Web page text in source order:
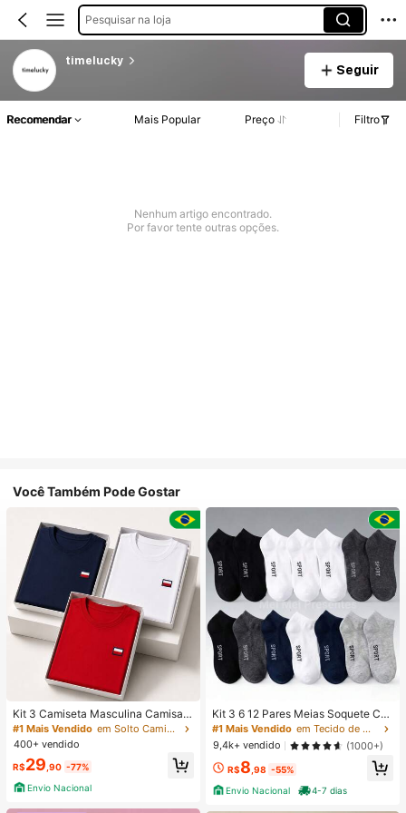
Pesquisar na loja
timelucky
Seguir
Recomendar Mais Popular Preço Filtro
Nenhum artigo encontrado.
Por favor tente outras opções.
Você Também Pode Gostar
Kit 3 Camiseta Masculina Camisa
Malha Premium 100% Algodão Fio
30.1 Básica Modelo Tommi Confort
ável Varias Cores
#1 Mais Vendido
em Solto Camisetas masculinas
400+ vendido
R$29 ,90 -77%
Envio Nacional
Kit 3 6 12 Pares Meias Soquete Ca
no Curto Unissex Multicolorido 40-
46
#1 Mais Vendido
em Tecido de malha Meias masculinas até o tornozel
9,4k+ vendido
(1000+)
R$8 ,98 -55%
Envio Nacional
4-7 dias